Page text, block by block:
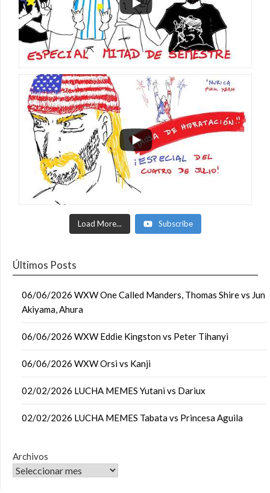
Load More... Subscribe
Últimos Posts
06/06/2026 WXW One Called Manders, Thomas Shire vs Jun
Akiyama, Ahura
06/06/2026 WXW Eddie Kingston vs Peter Tihanyi
06/06/2026 WXW Orsi vs Kanji
02/02/2026 LUCHA MEMES Yutani vs Dariux
02/02/2026 LUCHA MEMES Tabata vs Princesa Aguila
Archivos